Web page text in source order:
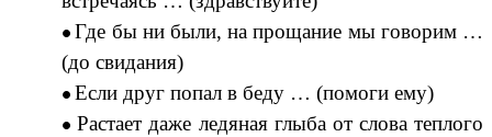
Где бы ни были, на прощание мы говорим …
(до свидания)
Если друг попал в беду … (помоги ему)
Растает даже ледяная глыба от слова теплого